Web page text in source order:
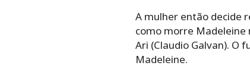
A mulher então decide
como morre Madeleine
Ari (Claudio Galvan). O
Madeleine.